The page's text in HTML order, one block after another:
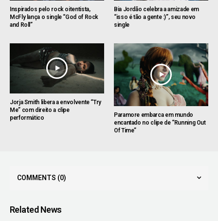
Inspirados pelo rock oitentista,
McFly lança o single “God of Rock
and Roll”
Bia Jordão celebra a amizade em
“isso é tão a gente :)”, seu novo
single
Jorja Smith libera a envolvente “Try
Me” com direito a clipe
performático
Paramore embarca em mundo
encantado no clipe de “Running Out
Of Time”
COMMENTS (0)
Related News